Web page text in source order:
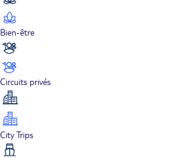
Bien-être
Circuits privés
City Trips